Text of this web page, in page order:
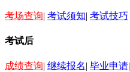
考场查询| 考试须知| 考试技巧
考试后
成绩查询| 继续报名| 毕业申请|